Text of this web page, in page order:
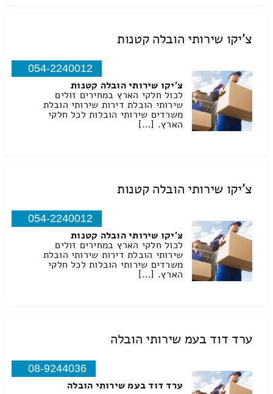
צ'יקו שירותי הובלה קטנות
054-2240012
צ'יקו שירותי הובלה קטנות
לכול חלקי הארץ במחירים זולים
שירותי הובלת דירות שירותי הובלת
משרדים שירותי הובלות לכל חלקי
הארץ. […]
צ'יקו שירותי הובלה קטנות
054-2240012
צ'יקו שירותי הובלה קטנות
לכול חלקי הארץ במחירים זולים
שירותי הובלת דירות שירותי הובלת
משרדים שירותי הובלות לכל חלקי
הארץ. […]
ערד דוד בעמ שירותי הובלה
08-9244036
ערד דוד בעמ שירותי הובלה